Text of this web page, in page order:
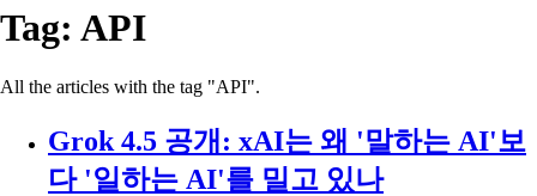
Tag: API
All the articles with the tag "API".
Grok 4.5 공개: xAI는 왜 '말하는 AI'보
다 '일하는 AI'를 밀고 있나